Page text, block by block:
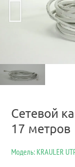
Сетевой
17 метров
Модель: KRAULER